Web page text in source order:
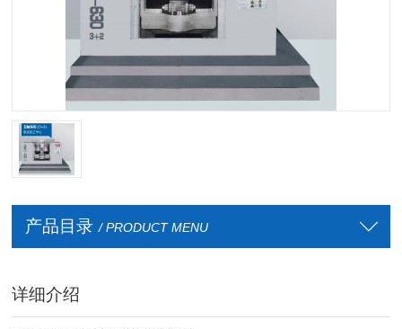
产品目录 / PRODUCT MENU
详细介绍